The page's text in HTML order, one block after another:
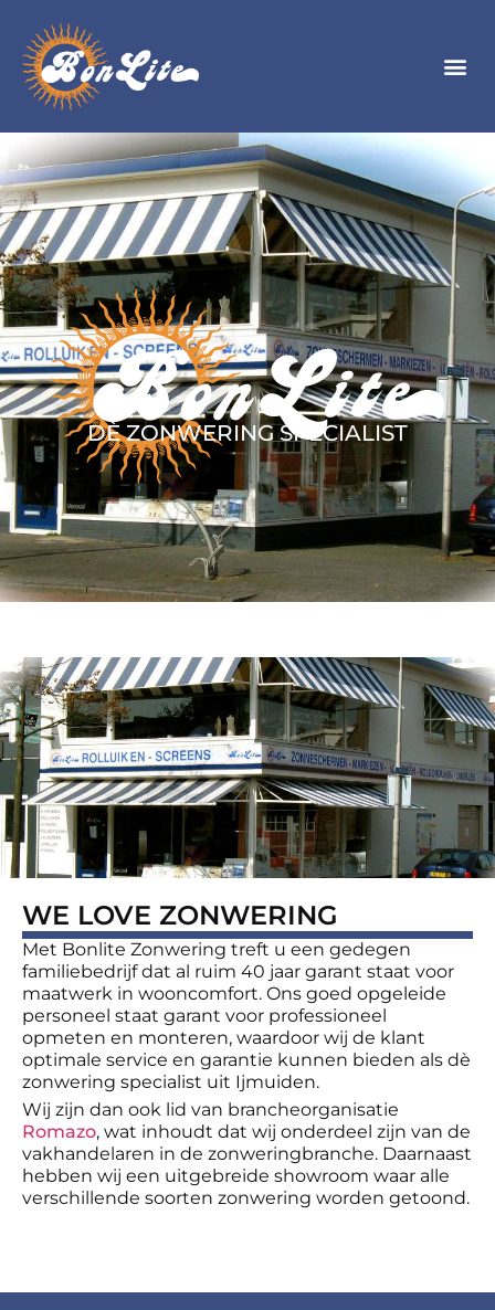
DÈ ZONWERING SPECIALIST
WE LOVE ZONWERING
Met Bonlite Zonwering treft u een gedegen
familiebedrijf dat al ruim 40 jaar garant staat voor
maatwerk in wooncomfort. Ons goed opgeleide
personeel staat garant voor professioneel
opmeten en monteren, waardoor wij de klant
optimale service en garantie kunnen bieden als dè
zonwering specialist uit Ijmuiden.
Wij zijn dan ook lid van brancheorganisatie
Romazo, wat inhoudt dat wij onderdeel zijn van de
vakhandelaren in de zonweringbranche. Daarnaast
hebben wij een uitgebreide showroom waar alle
verschillende soorten zonwering worden getoond.